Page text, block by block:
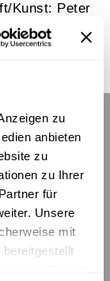
zu
anbieten
zu
zu Ihrer
für
Unsere
mit
Kunst: Peter